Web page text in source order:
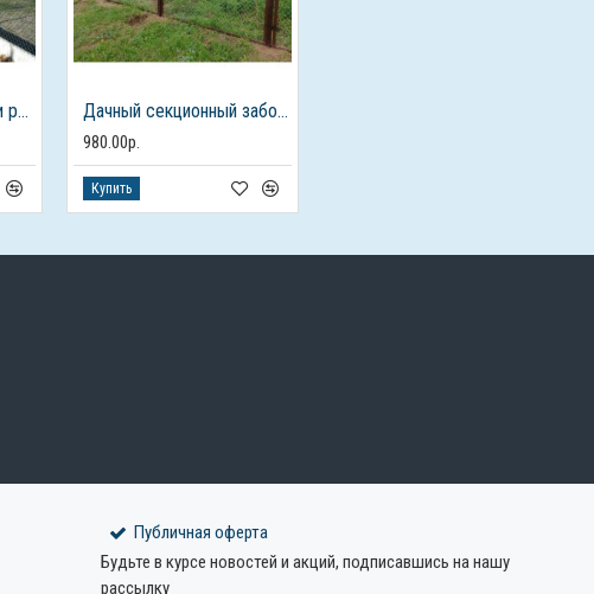
Дачный забор из сетки рабицы Дачный секционный забор из рабицы
980.00р.
Купить
Публичная оферта
Будьте в курсе новостей и акций, подписавшись на нашу
рассылку